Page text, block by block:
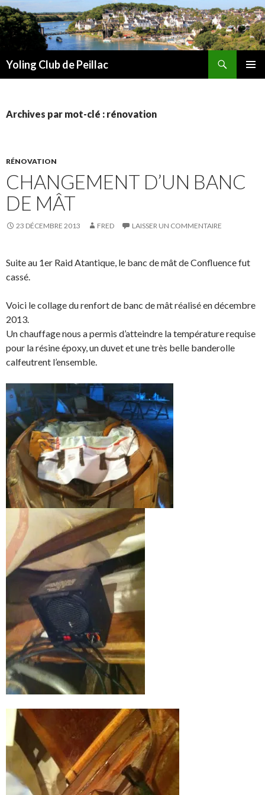
Yoling Club de Peillac
Archives par mot-clé : rénovation
RÉNOVATION
CHANGEMENT D’UN BANC
DE MÂT
23 DÉCEMBRE 2013 FRED LAISSER UN COMMENTAIRE
Suite au 1er Raid Atantique, le banc de mât de Confluence fut
cassé.
Voici le collage du renfort de banc de mât réalisé en décembre
2013.
Un chauffage nous a permis d’atteindre la température requise
pour la résine époxy, un duvet et une très belle banderolle
calfeutrent l’ensemble.